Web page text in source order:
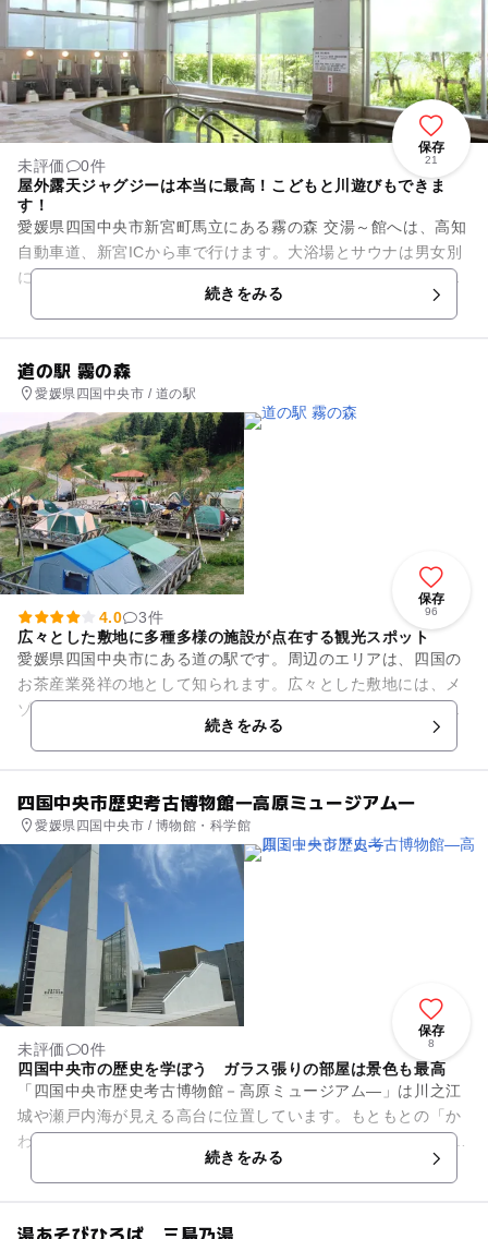
保存
21
未評価
0件
屋外露天ジャグジーは本当に最高！こどもと川遊びもできま
す！
愛媛県四国中央市新宮町馬立にある霧の森 交湯～館へは、高知
自動車道、新宮ICから車で行けます。大浴場とサウナは男女別
にそれぞれ１つずつあります。屋外露天ジャグジーは本当に最
高でした！水風呂もあり...続きをみる
道の駅 霧の森
愛媛県四国中央市 / 道の駅
保存
96
4.0
3件
広々とした敷地に多種多様の施設が点在する観光スポット
愛媛県四国中央市にある道の駅です。周辺のエリアは、四国の
お茶産業発祥の地として知られます。広々とした敷地には、メ
ゾネット風の「霧の森コテージ」、大浴場やサウナを設けた
「霧の森交湯～館」、新宮茶に...
続きをみる
四国中央市歴史考古博物館―高原ミュージアム―
愛媛県四国中央市 / 博物館・科学館
保存
8
未評価
0件
四国中央市の歴史を学ぼう ガラス張りの部屋は景色も最高
「四国中央市歴史考古博物館－高原ミュージアム―」は川之江
城や瀬戸内海が見える高台に位置しています。もともとの「か
わのえ高原ふるさと館」と「考古資料館」を統合し、2020年に
続きをみる